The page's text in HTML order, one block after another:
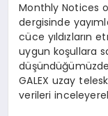
Monthly Notices
dergisinde
cüce yıldızların
uygun koşullara
GALEX uzay
verileri